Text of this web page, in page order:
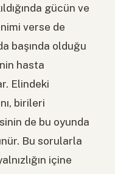
gücün ve
verse de
başında olduğu
hasta
Elindeki
birileri
de bu oyunda
Bu sorularla
içine